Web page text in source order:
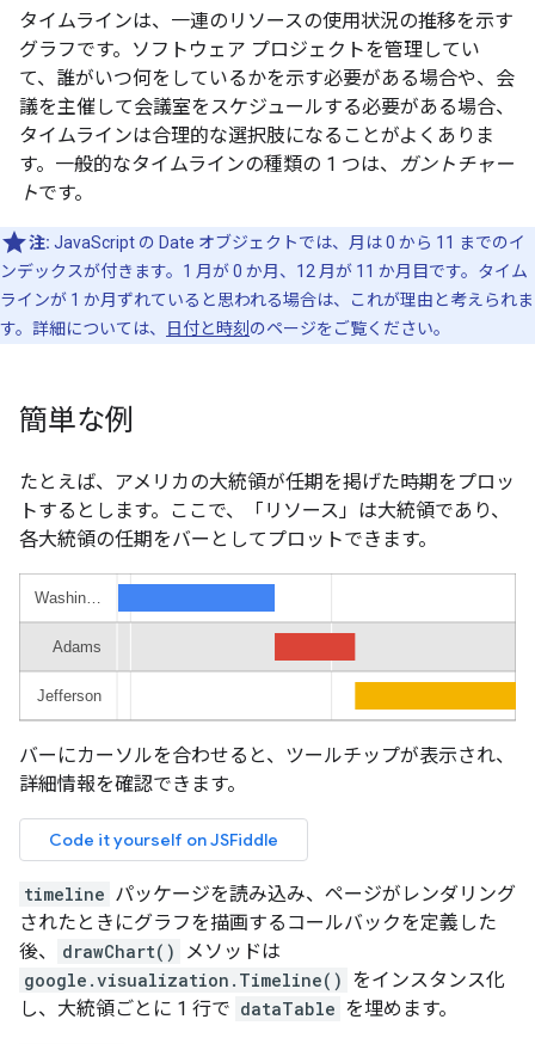
タイムラインは、一連のリソースの使用状況の推移を示す
グラフです。ソフトウェア プロジェクトを管理してい
て、誰がいつ何をしているかを示す必要がある場合や、会
議を主催して会議室をスケジュールする必要がある場合、
タイムラインは合理的な選択肢になることがよくありま
す。一般的なタイムラインの種類の 1 つは、 ガントチャー
トです。
注: JavaScript の Date オブジェクトでは、月は 0 から 11 までのイ
ンデックスが付きます。1 月が 0 か月、12 月が 11 か月目です。タイム
ラインが 1 か月ずれていると思われる場合は、これが理由と考えられま
す。詳細については、
日付と時刻 のページをご覧ください。
簡単な例
たとえば、アメリカの大統領が任期を掲げた時期をプロッ
トするとします。ここで、「リソース」は大統領であり、
各大統領の任期をバーとしてプロットできます。
バーにカーソルを合わせると、ツールチップが表示され、
詳細情報を確認できます。
timeline パッケージを読み込み、ページがレンダリング
されたときにグラフを描画するコールバックを定義した
後、
drawChart()
メソッドは
google.visualization.Timeline() をインスタンス化
し、大統領ごとに 1 行で dataTable を埋めます。